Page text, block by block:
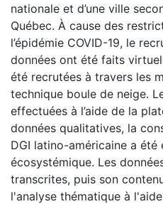
nationale et d’une ville
Québec. À cause des
l’épidémie COVID-19, le
données ont été faits
été recrutées à travers les
technique boule de neige.
effectuées à l’aide de la
données qualitatives, la
DGI latino-américaine a été
écosystémique. Les
transcrites, puis son
l'analyse thématique à